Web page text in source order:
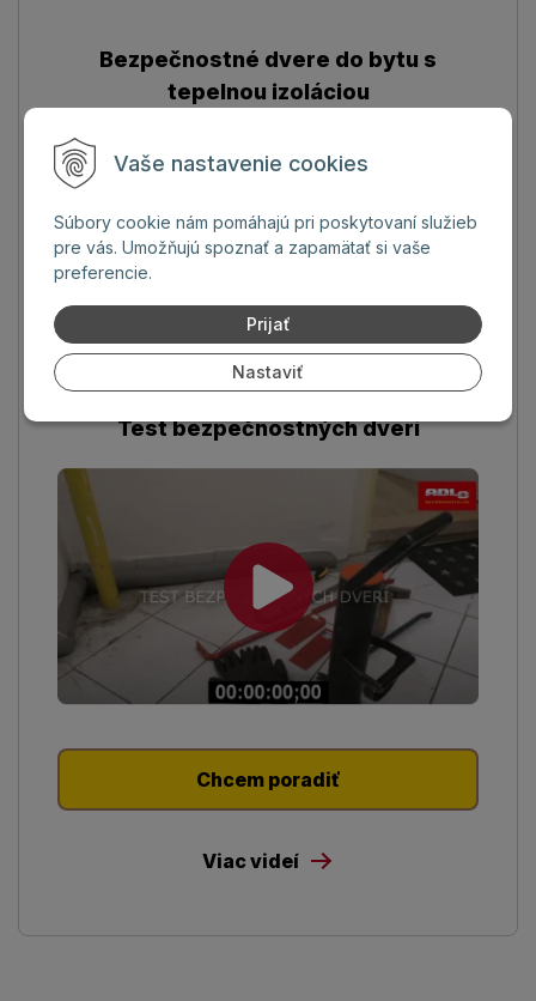
Vaše nastavenie cookies
Súbory cookie nám pomáhajú pri poskytovaní služieb
pre vás. Umožňujú spoznať a zapamätať si vaše
preferencie.
Prijať
Nastaviť
Bezpečnostné dvere do bytu s
tepelnou izoláciou
Test bezpečnostných dverí
Chcem poradiť
Viac videí